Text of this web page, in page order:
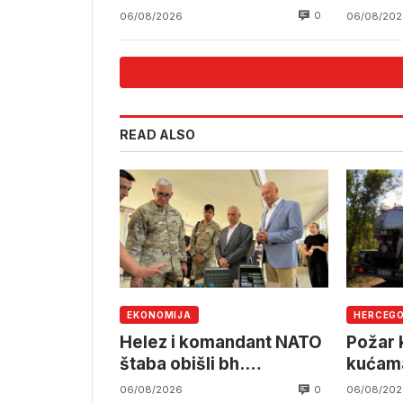
Komunalnog Mostar
06/08/2026 0 06/08/
READ ALSO
EKONOMIJA
Helez i komandant NATO
štaba obišli bh.
namjensku industriju
06/08/2026 0
Požar
pruzi,
06/08/